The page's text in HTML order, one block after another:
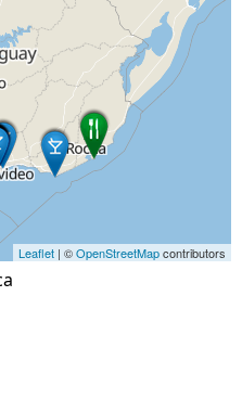
Leaflet | ©OpenStreetMapcontributors